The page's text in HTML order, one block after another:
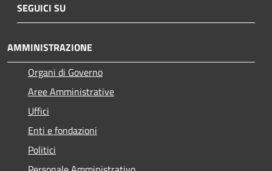
SEGUICI SU
AMMINISTRAZIONE
Organi di Governo
Aree Amministrative
Uffici
Enti e fondazioni
Politici